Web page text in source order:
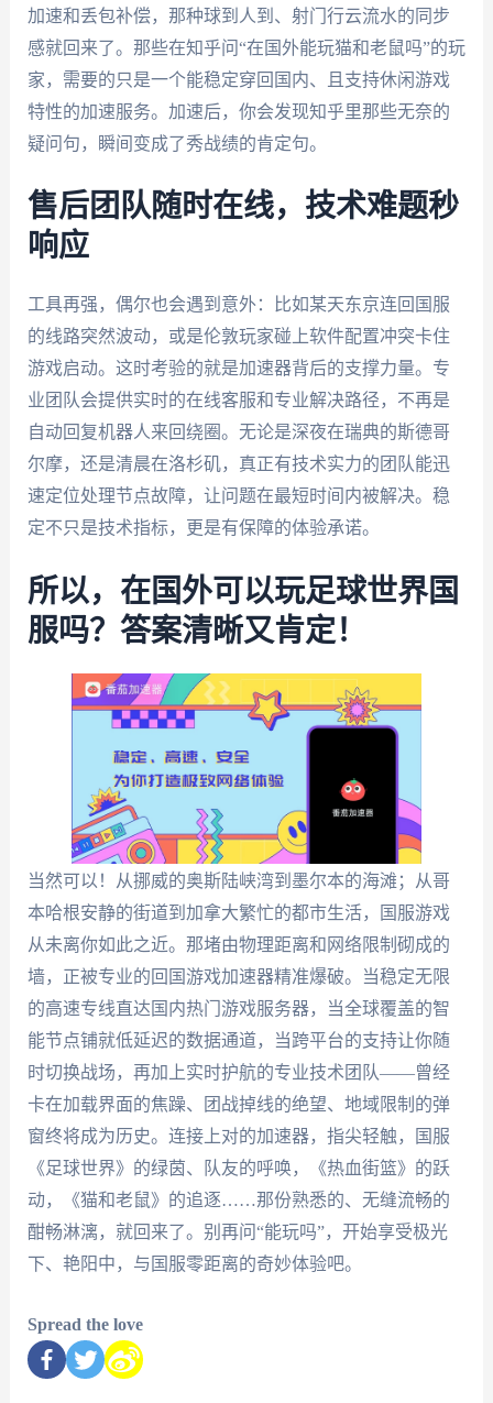
加速和丢包补偿，那种球到人到、射门行云流水的同步
感就回来了。那些在知乎问“在国外能玩猫和老鼠吗”的玩
家，需要的只是一个能稳定穿回国内、且支持休闲游戏
特性的加速服务。加速后，你会发现知乎里那些无奈的
疑问句，瞬间变成了秀战绩的肯定句。
售后团队随时在线，技术难题秒
响应
工具再强，偶尔也会遇到意外：比如某天东京连回国服
的线路突然波动，或是伦敦玩家碰上软件配置冲突卡住
游戏启动。这时考验的就是加速器背后的支撑力量。专
业团队会提供实时的在线客服和专业解决路径，不再是
自动回复机器人来回绕圈。无论是深夜在瑞典的斯德哥
尔摩，还是清晨在洛杉矶，真正有技术实力的团队能迅
速定位处理节点故障，让问题在最短时间内被解决。稳
定不只是技术指标，更是有保障的体验承诺。
所以，在国外可以玩足球世界国
服吗？答案清晰又肯定！
当然可以！从挪威的奥斯陆峡湾到墨尔本的海滩；从哥
本哈根安静的街道到加拿大繁忙的都市生活，国服游戏
从未离你如此之近。那堵由物理距离和网络限制砌成的
墙，正被专业的回国游戏加速器精准爆破。当稳定无限
的高速专线直达国内热门游戏服务器，当全球覆盖的智
能节点铺就低延迟的数据通道，当跨平台的支持让你随
时切换战场，再加上实时护航的专业技术团队——曾经
卡在加载界面的焦躁、团战掉线的绝望、地域限制的弹
窗终将成为历史。连接上对的加速器，指尖轻触，国服
《足球世界》的绿茵、队友的呼唤，《热血街篮》的跃
动，《猫和老鼠》的追逐……那份熟悉的、无缝流畅的
酣畅淋漓，就回来了。别再问“能玩吗”，开始享受极光
下、艳阳中，与国服零距离的奇妙体验吧。
Spread the love